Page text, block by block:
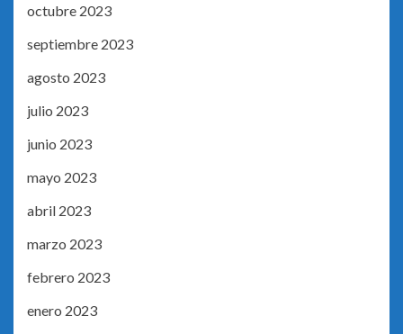
octubre 2023
septiembre 2023
agosto 2023
julio 2023
junio 2023
mayo 2023
abril 2023
marzo 2023
febrero 2023
enero 2023